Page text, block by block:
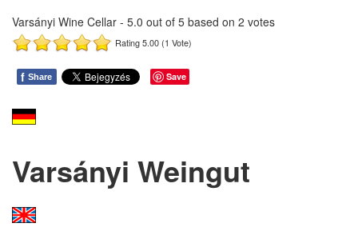
Varsányi Wine Cellar - 5.0 out of 5 based on 2 votes
Rating 5.00 (1 Vote)
f Share Save
Varsányi Weingut